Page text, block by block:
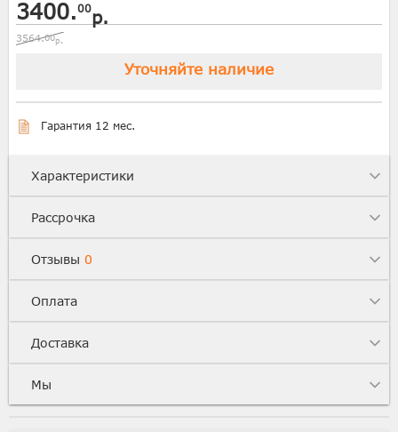
3400.00р.
3564.00р.
Уточняйте наличие
Гарантия 12 мес.
Характеристики
Рассрочка
Отзывы 0
Оплата
Доставка
Мы